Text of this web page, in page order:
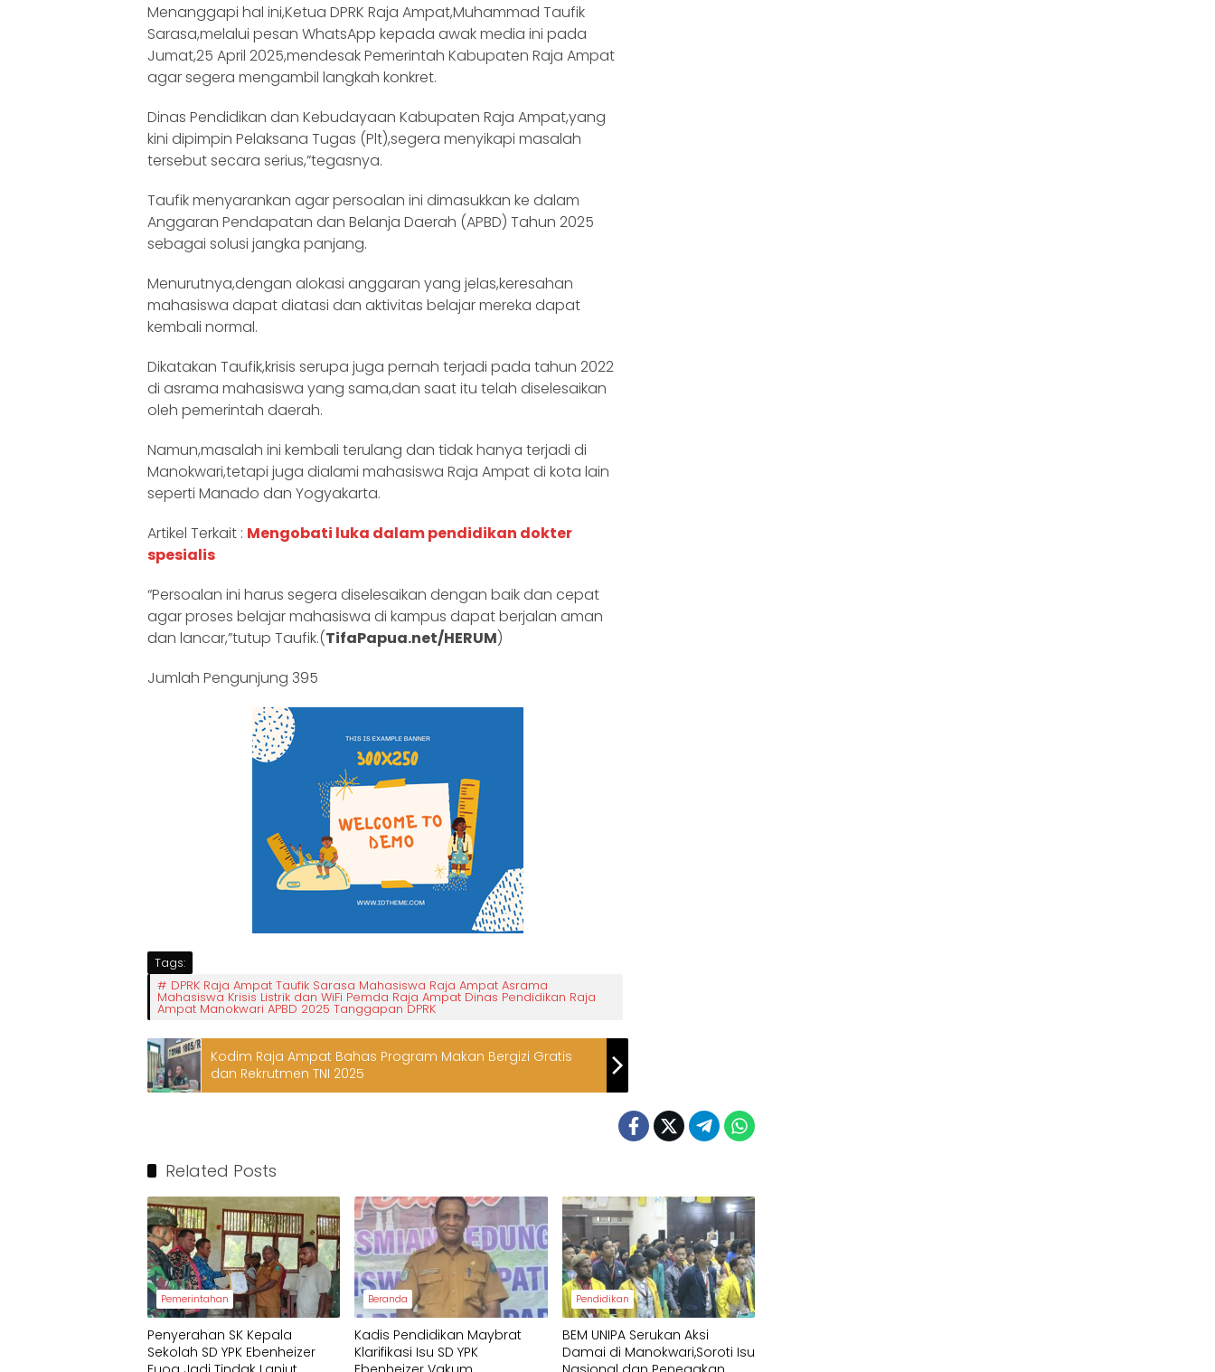
Menanggapi hal ini,Ketua DPRK Raja Ampat,Muhammad Taufik
Sarasa,melalui pesan WhatsApp kepada awak media ini pada
Jumat,25 April 2025,mendesak Pemerintah Kabupaten Raja Ampat
agar segera mengambil langkah konkret.
Dinas Pendidikan dan Kebudayaan Kabupaten Raja Ampat,yang
kini dipimpin Pelaksana Tugas (Plt),segera menyikapi masalah
tersebut secara serius,”tegasnya.
Taufik menyarankan agar persoalan ini dimasukkan ke dalam
Anggaran Pendapatan dan Belanja Daerah (APBD) Tahun 2025
sebagai solusi jangka panjang.
Menurutnya,dengan alokasi anggaran yang jelas,keresahan
mahasiswa dapat diatasi dan aktivitas belajar mereka dapat
kembali normal.
Dikatakan Taufik,krisis serupa juga pernah terjadi pada tahun 2022
di asrama mahasiswa yang sama,dan saat itu telah diselesaikan
oleh pemerintah daerah.
Namun,masalah ini kembali terulang dan tidak hanya terjadi di
Manokwari,tetapi juga dialami mahasiswa Raja Ampat di kota lain
seperti Manado dan Yogyakarta.
Artikel Terkait : Mengobati luka dalam pendidikan dokter
spesialis
“Persoalan ini harus segera diselesaikan dengan baik dan cepat
agar proses belajar mahasiswa di kampus dapat berjalan aman
dan lancar,”tutup Taufik.(TifaPapua.net/HERUM)
Jumlah Pengunjung 395
Tags:
DPRK Raja Ampat Taufik Sarasa Mahasiswa Raja Ampat Asrama
Mahasiswa Krisis Listrik dan WiFi Pemda Raja Ampat Dinas Pendidikan Raja
Ampat Manokwari APBD 2025 Tanggapan DPRK
Kodim Raja Ampat Bahas Program Makan Bergizi Gratis
dan Rekrutmen TNI 2025
Related Posts
Pemerintahan
Penyerahan SK Kepala
Sekolah SD YPK Ebenheizer
Beranda
Kadis Pendidikan Maybrat
Klarifikasi Isu SD YPK
Pendidikan
BEM UNIPA Serukan Aksi
Damai di Manokwari,Soroti Isu